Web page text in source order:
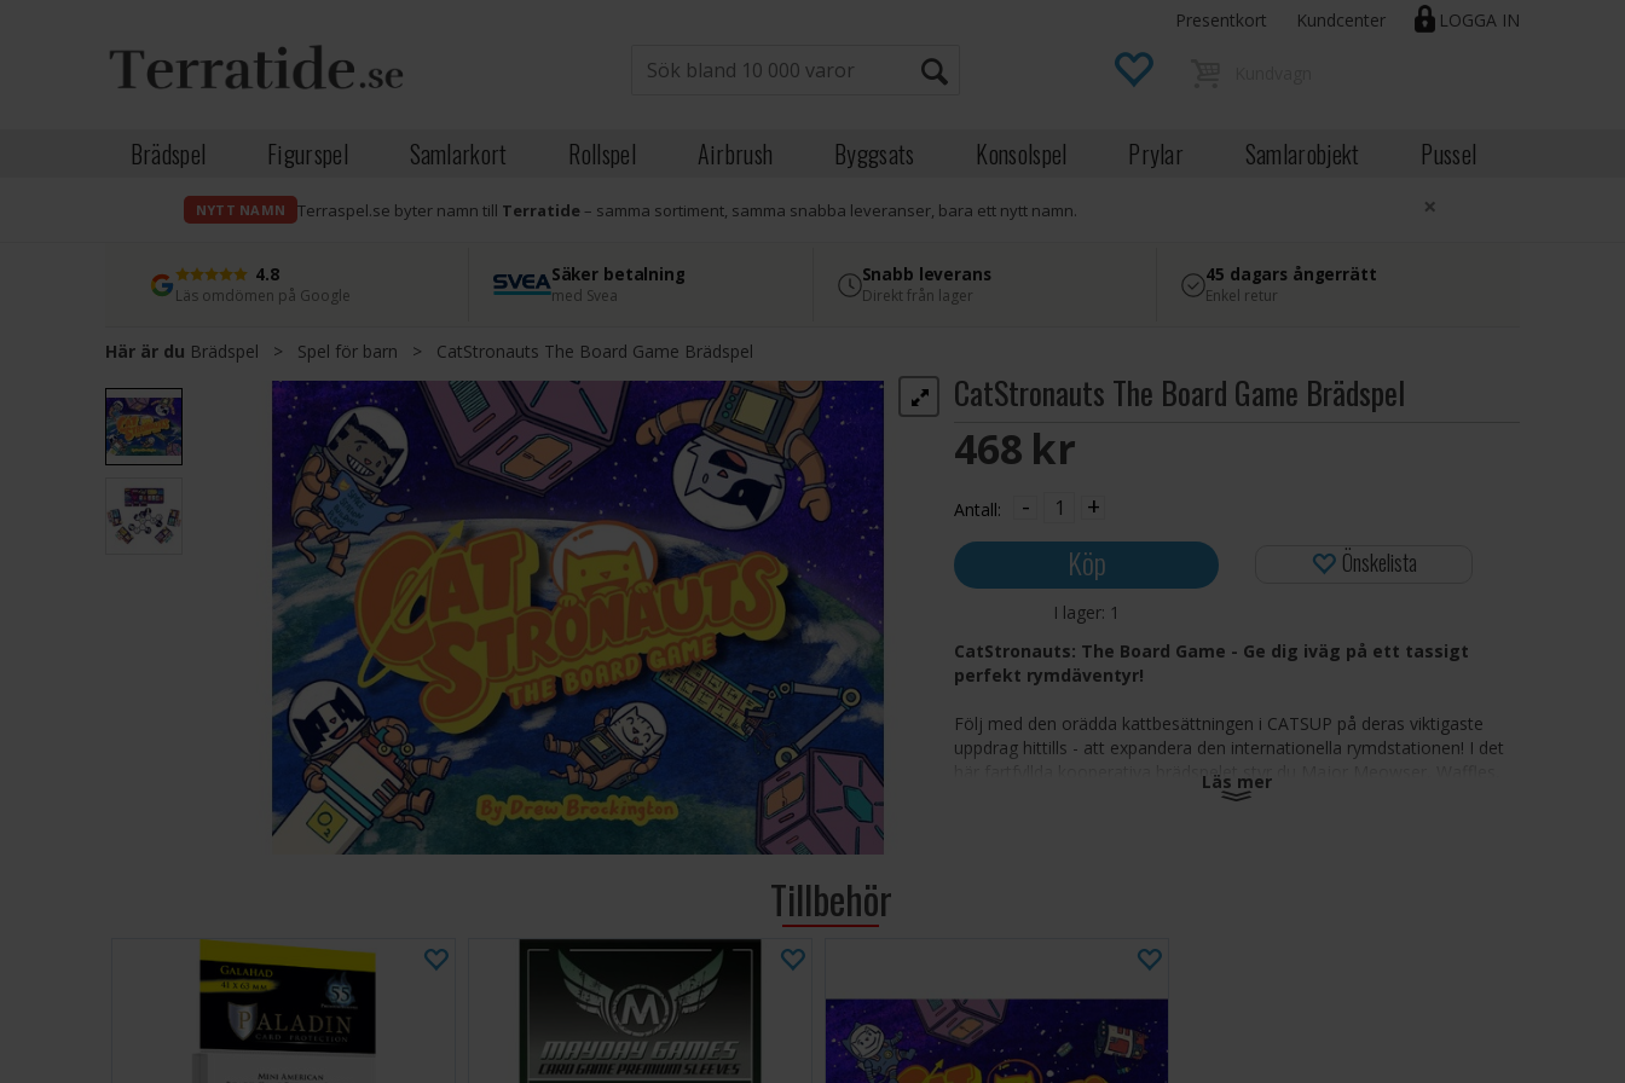
LOGGA IN
Presentkort Kundcenter
Brädspel Figurspel Samlarkort Rollspel Airbrush Byggsats Konsolspel Prylar Samlarobjekt Pussel
NYTT NAMN Terraspel.se byter namn till Terratide– samma sortiment, samma snabba leveranser, bara ett nytt namn. ×
4.8
Läs omdömen på Google
Säker betalning
med Svea
Snabb leverans
Direkt från lager
45 dagars ångerrätt
Enkel retur
Här är du Brädspel > Spel för barn > CatStronauts The Board Game Brädspel
CatStronauts The Board Game Brädspel
468 SEK
Antall: - +
Köp
I lager: 1
Önskelista
CatStronauts: The Board Game - Ge dig iväg på ett tassigt
perfekt rymdäventyr!
Följ med den orädda kattbesättningen i CATSUP på deras viktigaste
uppdrag hittills - att expandera den internationella rymdstationen! I det
här fartfyllda kooperativa brädspelet styr du Major Meowser, Waffles,
Blanket och Pom Pom när de installerar moduler, slutför sidouppdrag
Slutför huvuduppdraget innan stationen förlorar ström och tiden
Inkluderar sidouppdrag och varningar som testar koordination
och kommunikation
Innehåller flexibla regelvariationer för solospel, yngre spelare och
Läs mer
Tillbehör